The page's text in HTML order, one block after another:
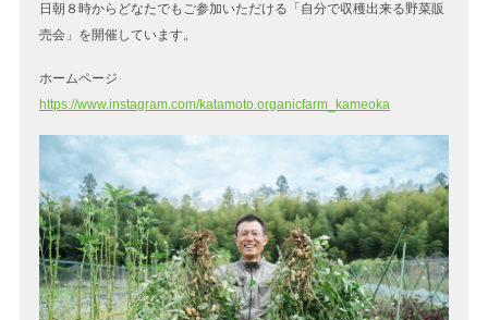
日朝８時からどなたでもご参加いただける「自分で収穫出来る野菜販
売会」を開催しています。
ホームページ
https://www.instagram.com/katamoto.organicfarm_kameoka